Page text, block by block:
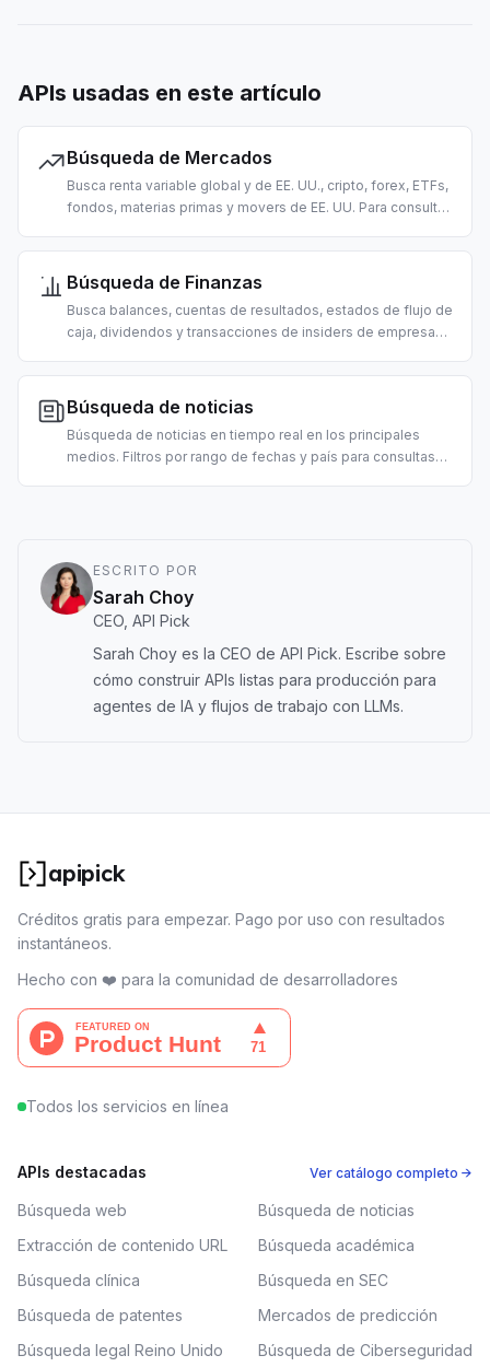
APIs usadas en este artículo
Búsqueda de Mercados
Busca renta variable global y de EE. UU., cripto, forex, ETFs,
fondos, materias primas y movers de EE. UU. Para consultas
Búsqueda de Finanzas
Busca balances, cuentas de resultados, estados de flujo de
caja, dividendos y transacciones de insiders de empresas
diligence con IA.
Búsqueda de noticias
Búsqueda de noticias en tiempo real en los principales
medios. Filtros por rango de fechas y país para consultas
ESCRITO POR
Sarah Choy
CEO, API Pick
Sarah Choy es la CEO de API Pick. Escribe sobre
cómo construir APIs listas para producción para
agentes de IA y flujos de trabajo con LLMs.
apipick
Créditos gratis para empezar. Pago por uso con resultados
instantáneos.
Hecho con ❤️ para la comunidad de desarrolladores
Todos los servicios en línea
APIs destacadas Ver catálogo completo →
Búsqueda web
Búsqueda de noticias
Extracción de contenido URL
Búsqueda académica
Búsqueda clínica
Búsqueda en SEC
Búsqueda de patentes
Mercados de predicción
Búsqueda legal Reino Unido
Búsqueda de Ciberseguridad